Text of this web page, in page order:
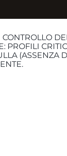
PROFILI
(ASSENZA